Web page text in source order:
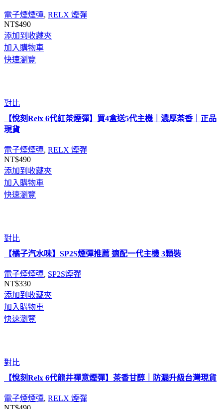
電子煙煙彈, RELX 煙彈
NT$490
添加到收藏夾
加入購物車
快速瀏覽
對比
【悅刻Relx 6代紅茶煙彈】買4盒送5代主機｜濃厚茶香｜正品
現貨
電子煙煙彈, RELX 煙彈
NT$490
添加到收藏夾
加入購物車
快速瀏覽
對比
【橘子汽水味】SP2S煙彈推薦 適配一代主機 3顆裝
電子煙煙彈, SP2S煙彈
NT$330
添加到收藏夾
加入購物車
快速瀏覽
對比
【悅刻Relx 6代龍井禪意煙彈】茶香甘醇｜防漏升級台灣現貨
電子煙煙彈, RELX 煙彈